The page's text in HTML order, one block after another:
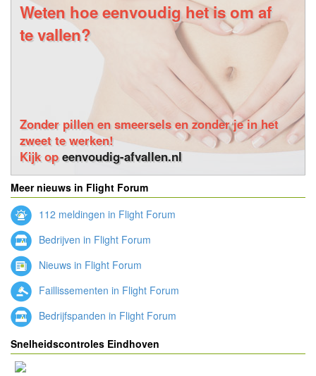
Weten hoe eenvoudig het is om af
te vallen?
Zonder pillen en smeersels en zonder je in het
zweet te werken!
Kijk opeenvoudig-afvallen.nl
Meer nieuws in Flight Forum
112 meldingen in Flight Forum
Bedrijven in Flight Forum
Nieuws in Flight Forum
Faillissementen in Flight Forum
Bedrijfspanden in Flight Forum
Snelheidscontroles Eindhoven